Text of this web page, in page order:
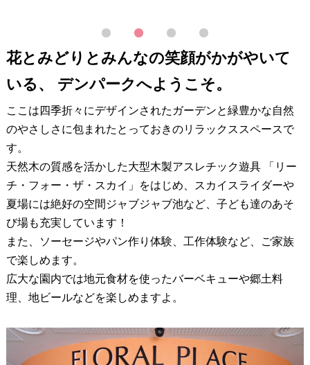
2
花とみどりとみんなの笑顔がかがやいて
いる、 デンパークへようこそ。
ここは四季折々にデザインされたガーデンと緑豊かな自然
のやさしさに包まれたとっておきのリラックススペースで
す。
天然木の質感を活かした大型木製アスレチック遊具 「リー
チ・フォー・ザ・スカイ」をはじめ、スカイスライダーや
夏場には絶好の空間ジャブジャブ池など、子ども達のあそ
び場も充実しています！
また、ソーセージやパン作り体験、工作体験など、ご家族
で楽しめます。
広大な園内では地元食材を使ったバーベキューや郷土料
理、地ビールなどを楽しめますよ。